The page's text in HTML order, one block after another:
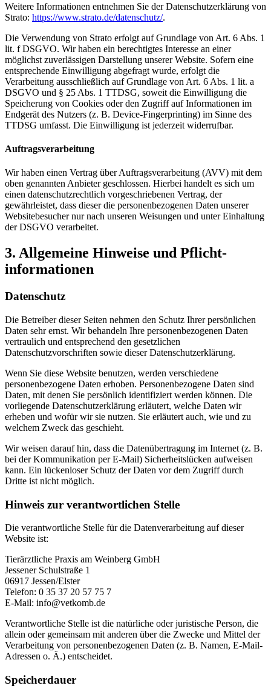
Weitere Informationen entnehmen Sie der Datenschutzerklärung von
Strato: https://www.strato.de/datenschutz/.
Die Verwendung von Strato erfolgt auf Grundlage von Art. 6 Abs. 1
lit. f DSGVO. Wir haben ein berechtigtes Interesse an einer
möglichst zuverlässigen Darstellung unserer Website. Sofern eine
entsprechende Einwilligung abgefragt wurde, erfolgt die
Verarbeitung ausschließlich auf Grundlage von Art. 6 Abs. 1 lit. a
DSGVO und § 25 Abs. 1 TTDSG, soweit die Einwilligung die
Speicherung von Cookies oder den Zugriff auf Informationen im
Endgerät des Nutzers (z. B. Device-Fingerprinting) im Sinne des
TTDSG umfasst. Die Einwilligung ist jederzeit widerrufbar.
Auftragsverarbeitung
Wir haben einen Vertrag über Auftragsverarbeitung (AVV) mit dem
oben genannten Anbieter geschlossen. Hierbei handelt es sich um
einen datenschutzrechtlich vorgeschriebenen Vertrag, der
gewährleistet, dass dieser die personenbezogenen Daten unserer
Websitebesucher nur nach unseren Weisungen und unter Einhaltung
der DSGVO verarbeitet.
3. Allgemeine Hinweise und Pflicht­
informationen
Datenschutz
Die Betreiber dieser Seiten nehmen den Schutz Ihrer persönlichen
Daten sehr ernst. Wir behandeln Ihre personenbezogenen Daten
vertraulich und entsprechend den gesetzlichen
Datenschutzvorschriften sowie dieser Datenschutzerklärung.
Wenn Sie diese Website benutzen, werden verschiedene
personenbezogene Daten erhoben. Personenbezogene Daten sind
Daten, mit denen Sie persönlich identifiziert werden können. Die
vorliegende Datenschutzerklärung erläutert, welche Daten wir
erheben und wofür wir sie nutzen. Sie erläutert auch, wie und zu
welchem Zweck das geschieht.
Wir weisen darauf hin, dass die Datenübertragung im Internet (z. B.
bei der Kommunikation per E-Mail) Sicherheitslücken aufweisen
kann. Ein lückenloser Schutz der Daten vor dem Zugriff durch
Dritte ist nicht möglich.
Hinweis zur verantwortlichen Stelle
Die verantwortliche Stelle für die Datenverarbeitung auf dieser
Website ist:
Tierärztliche Praxis am Weinberg GmbH
Jessener Schulstraße 1
06917 Jessen/Elster
Telefon: 0 35 37 20 57 75 7
E-Mail: info@vetkomb.de
Verantwortliche Stelle ist die natürliche oder juristische Person, die
allein oder gemeinsam mit anderen über die Zwecke und Mittel der
Verarbeitung von personenbezogenen Daten (z. B. Namen, E-Mail-
Adressen o. Ä.) entscheidet.
Speicherdauer